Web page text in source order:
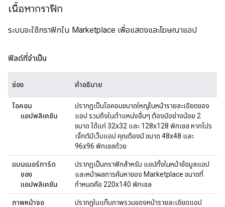
เนื้อหากราฟิก
ระบบจะใช้กราฟิกใน Marketplace เพื่อแสดงและโฆษณาแอป
ฟิลด์ที่จำเป็น
ช่อง คำอธิบาย
ไอคอน
แอปพลิเคชัน
ปรากฏเป็นไอคอนขนาดใหญ่ในหน้ารายละเอียดของ
แอป รวมถึงในตำแหน่งอื่นๆ ต้องมีอย่างน้อย 2
ขนาด ได้แก่ 32x32 และ 128x128 พิกเซล หากโปร
เจ็กต์มีเว็บแอป คุณต้องมี ขนาด 48x48 และ
96x96 พิกเซลด้วย
แบนเนอร์การ์ด
ของ
แอปพลิเคชัน
ปรากฏเป็นกราฟิกสำหรับ แอปทั้งในหน้าข้อมูลแอป
และหน้าผลการค้นหาของ Marketplace ขนาดที่
กำหนดคือ 220x140 พิกเซล
ภาพหน้าจอ
ปรากฏในแท็บภาพรวมของหน้ารายละเอียดแอป